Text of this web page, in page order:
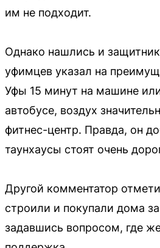
им не подходит.
Однако нашлись и
уфимцев указал на
Уфы 15 минут на машине
автобусе, воздух
фитнес-центр. Правда, он
таунхаусы стоят очень
Другой комментатор
строили и покупали дома
задавшись вопросом, где